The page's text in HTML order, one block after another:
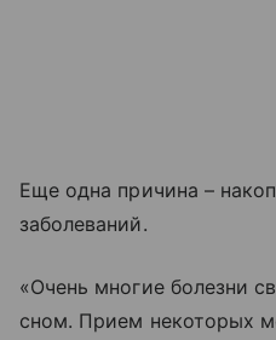
Еще одна причина –
заболеваний.
«Очень многие болезни
сном. Прием некоторых